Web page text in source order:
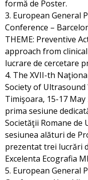
formă de Poster.
3. European General
Conference –
THEME: Preventive
approach from
lucrare de cercetare
4. The XVII-th
Society of Ultrasound
Timişoara, 15-17
prima sesiune
Societăţii Romane
sesiunea alături de
prezentat trei lucrări
Excelenta Ecografia
5. European General